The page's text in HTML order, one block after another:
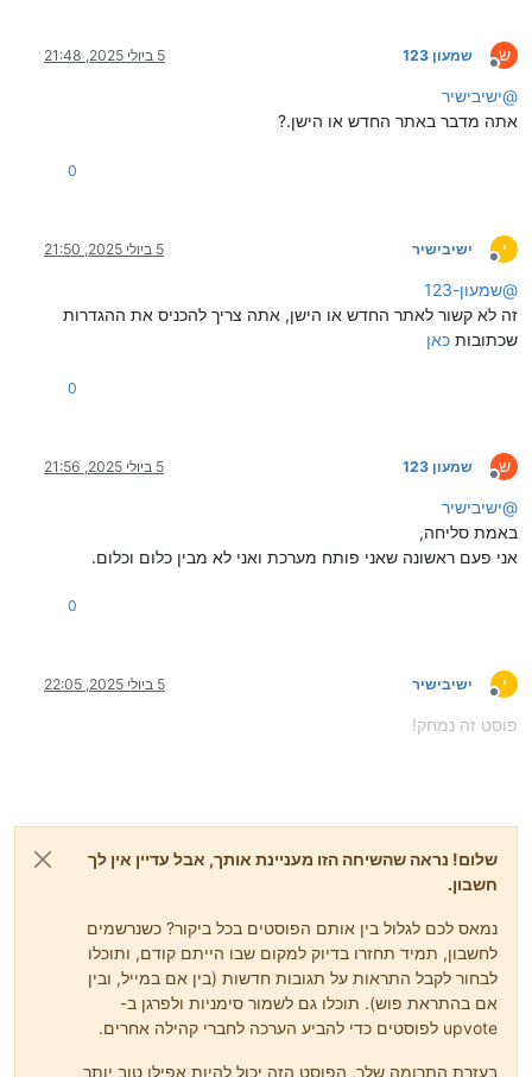
ש
מנותק
שמעון 123 5 ביולי 2025, 21:48
@ישיבישיר
אתה מדבר באתר החדש או הישן.?
0
י
מנותק
ישיבישיר 5 ביולי 2025, 21:50
@שמעון-123
זה לא קשור לאתר החדש או הישן, אתה צריך להכניס את ההגדרות
שכתובות כאן
0
ש
מנותק
שמעון 123 5 ביולי 2025, 21:56
@ישיבישיר
באמת סליחה,
אני פעם ראשונה שאני פותח מערכת ואני לא מבין כלום וכלום.
0
י
מנותק
ישיבישיר 5 ביולי 2025, 22:05
פוסט זה נמחק!
שלום! נראה שהשיחה הזו מעניינת אותך, אבל עדיין אין לך
חשבון.
נמאס לכם לגלול בין אותם הפוסטים בכל ביקור? כשנרשמים
לחשבון, תמיד תחזרו בדיוק למקום שבו הייתם קודם, ותוכלו
לבחור לקבל התראות על תגובות חדשות (בין אם במייל, ובין
אם בהתראת פוש). תוכלו גם לשמור סימניות ולפרגן ב-
upvote לפוסטים כדי להביע הערכה לחברי קהילה אחרים.
בעזרת התרומה שלך, הפוסט הזה יכול להיות אפילו טוב יותר